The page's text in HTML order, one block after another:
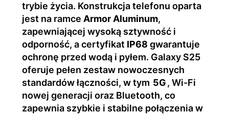
trybie życia. Konstrukcja telefonu oparta
jest na ramce Armor Aluminum,
zapewniającej wysoką sztywność i
odporność, a certyfikat IP68 gwarantuje
ochronę przed wodą i pyłem. Galaxy S25
oferuje pełen zestaw nowoczesnych
standardów łączności, w tym 5G, Wi-Fi
nowej generacji oraz Bluetooth, co
zapewnia szybkie i stabilne połączenia w